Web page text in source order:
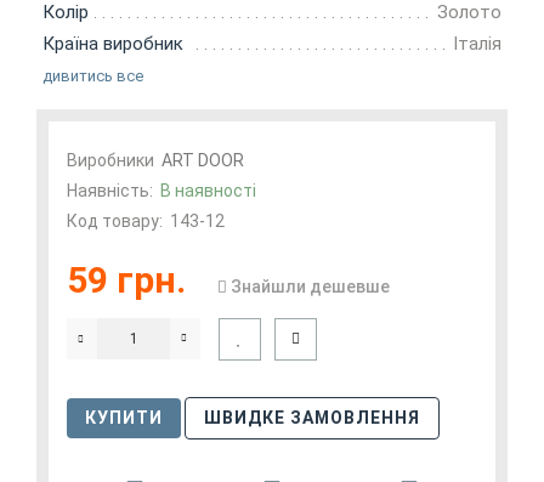
Колір
Золото
Країна виробник
Італія
дивитись все
Виробники АRT DOOR
Наявність: В наявності
Код товару: 143-12
59 грн. Знайшли дешевше
КУПИТИ ШВИДКЕ ЗАМОВЛЕННЯ